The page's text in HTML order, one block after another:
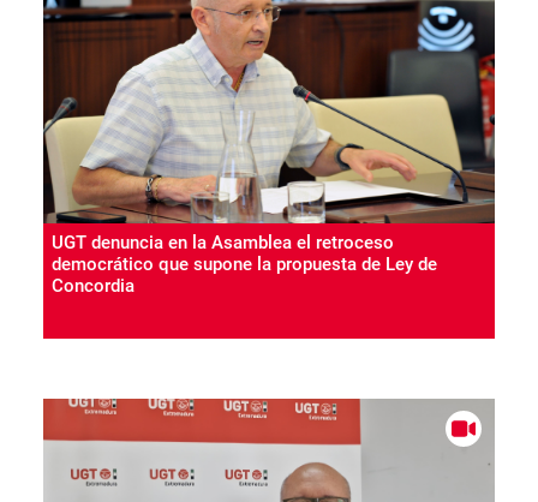
UGT denuncia en la Asamblea el retroceso
democrático que supone la propuesta de Ley de
Concordia